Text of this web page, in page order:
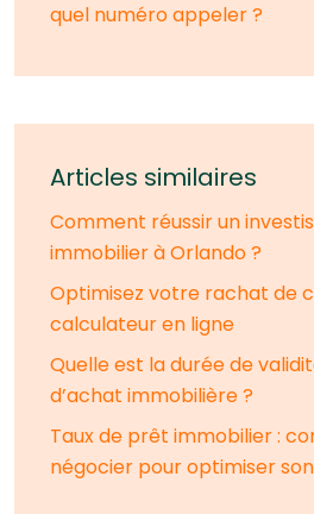
quel numéro appeler ?
Articles similaires
Comment réussir un
immobilier à Orlando ?
Optimisez votre rachat de
calculateur en ligne
Quelle est la durée de
d’achat immobilière ?
Taux de prêt immobilier :
négocier pour optimiser